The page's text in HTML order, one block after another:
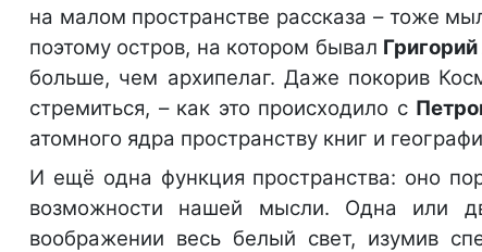
на малом пространстве рассказа – тоже
поэтому остров, на котором бывал
больше, чем архипелаг. Даже покорив
стремиться, – как это происходило с
атомного ядра пространству книг и
И ещё одна функция пространства: оно
возможности нашей мысли. Одна или
воображении весь белый свет, изумив